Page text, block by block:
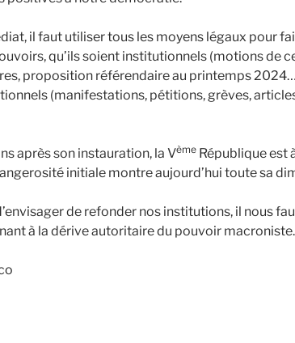
il faut utiliser tous les moyens légaux pour
qu’ils soient institutionnels (motions de
proposition référendaire au printemps
(manifestations, pétitions, grèves,
après son instauration, la Vème République est
initiale montre aujourd’hui toute sa
de refonder nos institutions, il nous
à la dérive autoritaire du pouvoir macroniste.